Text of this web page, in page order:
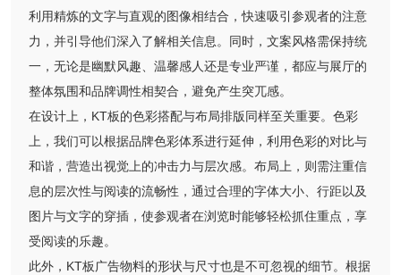
利用精炼的文字与直观的图像相结合，快速吸引参观者的注意
力，并引导他们深入了解相关信息。同时，文案风格需保持统
一，无论是幽默风趣、温馨感人还是专业严谨，都应与展厅的
整体氛围和品牌调性相契合，避免产生突兀感。
在设计上，KT板的色彩搭配与布局排版同样至关重要。色彩
上，我们可以根据品牌色彩体系进行延伸，利用色彩的对比与
和谐，营造出视觉上的冲击力与层次感。布局上，则需注重信
息的层次性与阅读的流畅性，通过合理的字体大小、行距以及
图片与文字的穿插，使参观者在浏览时能够轻松抓住重点，享
受阅读的乐趣。
此外，KT板广告物料的形状与尺寸也是不可忽视的细节。根据